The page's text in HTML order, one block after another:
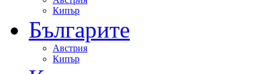
Кипър
Българите
Австрия
Кипър